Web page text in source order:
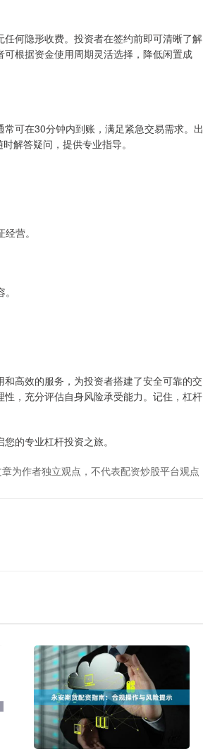
何隐形收费。投资者在签约前即可清晰了解
根据资金使用周期灵活选择，降低闲置成
可在30分钟内到账，满足紧急交易需求。出
解答疑问，提供专业指导。
营。
高效的服务，为投资者搭建了安全可靠的交
，充分评估自身风险承受能力。记住，杠杆
的专业杠杆投资之旅。
为作者独立观点，不代表配资炒股平台观点